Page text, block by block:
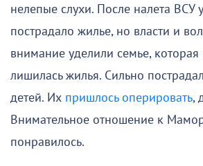
нелепые слухи. После налета ВСУ
пострадало жилье, но власти и
внимание уделили семье, которая
лишилась жилья. Сильно
детей. Их пришлось оперировать,
Внимательное отношение к
понравилось.